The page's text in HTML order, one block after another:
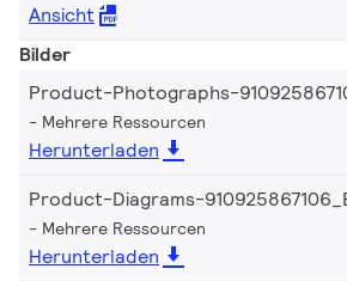
Ansicht
Bilder
Product-Photographs-
Mehrere Ressourcen
Herunterladen
Product-Diagrams-
Mehrere Ressourcen
Herunterladen